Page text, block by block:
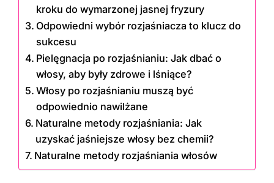
kroku do wymarzonej jasnej fryzury
Odpowiedni wybór rozjaśniacza to klucz do
sukcesu
Pielęgnacja po rozjaśnianiu: Jak dbać o
włosy, aby były zdrowe i lśniące?
Włosy po rozjaśnianiu muszą być
odpowiednio nawilżane
Naturalne metody rozjaśniania: Jak
uzyskać jaśniejsze włosy bez chemii?
Naturalne metody rozjaśniania włosów